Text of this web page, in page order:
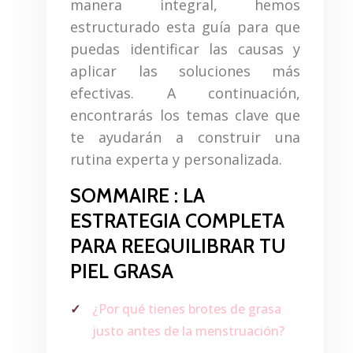
manera integral, hemos
estructurado esta guía para que
puedas identificar las causas y
aplicar las soluciones más
efectivas. A continuación,
encontrarás los temas clave que
te ayudarán a construir una
rutina experta y personalizada.
SOMMAIRE : LA
ESTRATEGIA COMPLETA
PARA REEQUILIBRAR TU
PIEL GRASA
¿Por qué tienes brotes de grasa
justo antes de la menstruación?